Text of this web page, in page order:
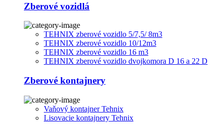
Zberové vozidlá
TEHNIX zberové vozidlo 5/7,5/ 8m3
TEHNIX zberové vozidlo 10/12m3
TEHNIX zberové vozidlo 16 m3
TEHNIX zberové vozidlo dvojkomora D 16 a 22 D
Zberové kontajnery
Vaňový kontajner Tehnix
Lisovacie kontajnery Tehnix